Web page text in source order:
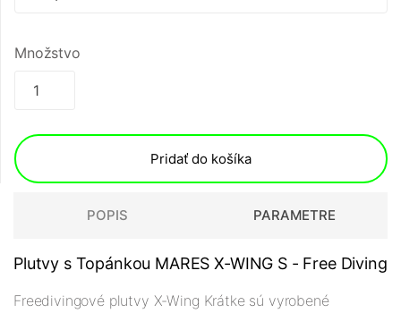
Množstvo
Pridať do košíka
POPIS PARAMETRE
Plutvy s Topánkou MARES X-WING S - Free Diving
Freedivingové plutvy X-Wing Krátke sú vyrobené